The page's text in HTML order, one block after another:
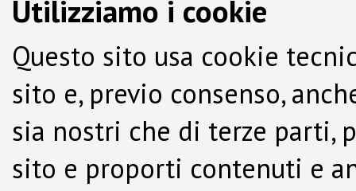
Utilizziamo i cookie
Questo sito usa cookie
sito e, previo consenso,
sia nostri che di terze parti,
sito e proporti contenuti e